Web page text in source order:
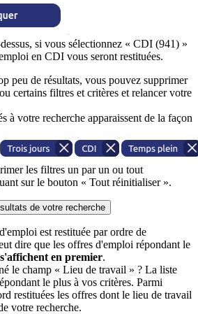
si vous sélectionnez « CDI (941) »
en CDI vous seront restituées.
peu de résultats, vous pouvez supprimer
certains filtres et critères et relancer votre
à votre recherche apparaissent de la façon
les filtres un par un ou tout
sur le bouton « Tout réinitialiser ».
de votre recherche
est restituée par ordre de
dire que les offres d'emploi répondant le
s'affichent en premier.
le champ « Lieu de travail » ? La liste
le plus à vos critères. Parmi
restituées les offres dont le lieu de travail
votre recherche.